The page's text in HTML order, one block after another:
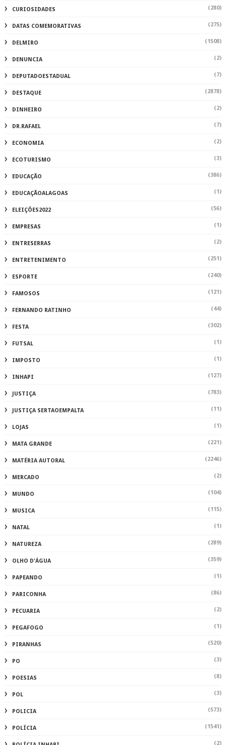
CURIOSIDADES (280)
DATAS COMEMORATIVAS (275)
DELMIRO (1508)
DENUNCIA (2)
DEPUTADOESTADUAL (7)
DESTAQUE (2878)
DINHEIRO (2)
DR.RAFAEL (7)
ECONOMIA (2)
ECOTURISMO (3)
EDUCAÇÃO (386)
EDUCAÇÃOALAGOAS (1)
ELEIÇÕES2022 (56)
EMPRESAS (1)
ENTRESERRAS (2)
ENTRETENIMENTO (251)
ESPORTE (240)
FAMOSOS (121)
FERNANDO RATINHO (44)
FESTA (302)
FUTSAL (1)
IMPOSTO (1)
INHAPI (127)
JUSTIÇA (783)
JUSTIÇA SERTAOEMPALTA (11)
LOJAS (1)
MATA GRANDE (221)
MATÉRIA AUTORAL (2246)
MERCADO (2)
MUNDO (104)
MUSICA (115)
NATAL (1)
NATUREZA (289)
OLHO D'ÁGUA (359)
PAPEANDO (1)
PARICONHA (86)
PECUARIA (2)
PEGAFOGO (1)
PIRANHAS (520)
PO (3)
POESIAS (8)
POL (3)
POLICIA (573)
POLÍCIA (1541)
(2)